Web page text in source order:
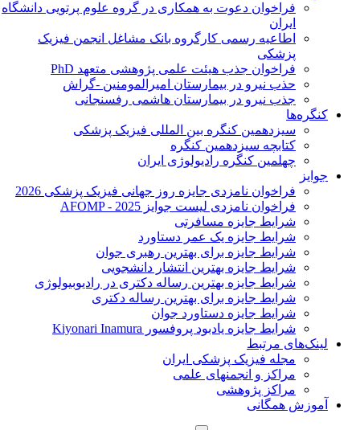
فراخوان دعوت به همکاری در گروه علوم پرتویی دانشگاه
ایران
اطاعیه رسمی کارگروه بانک مشاغل انجمن فیزیک
پزشکی
فراخوان جذب هیئت علمی پژوهشی متعهد PhD
حذب نیرو در بیمارستان امیرالمومنین -گراش
جذب نیرو در بیمارستان هاشمی رفسنجانی
کنگره‌ها
سیزدهمین کنگره بین المللی فیزیک پزشکی
کتابچه سیزدهمین کنگره
چهلمین کنگره رادیولوژی ایران
جوایز
فراخوان نامزدی جایزه روز جهانی فیزیک پزشکی 2026
فراخوان نامزدی لیست جوایز AFOMP - 2025
شرایط جایزه مسافرتی
شرایط جایزه یک عمر دستاورد
شرایط جایزه برای بهترین رهبری جوان
شرایط جایزه بهترین انتشار دانشجویی
شرایط جایزه بهترین رساله دکتری در رادیوبیولوژی
شرایط جایزه برای بهترین رساله دکتری
شرایط جایزه دستاورد جوان
شرایط جایزه یادبود پروفسور Kiyonari Inamura
لینک‌های مرتبط
مجله فیزیک پزشکی ایران
مراکز و انجمنهای علمی
مراکز پژوهشی
آموزش همگانی